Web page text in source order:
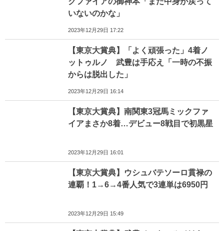
いないのかな」
2023年12月29日 17:22
【東京大賞典】「よく頑張った」4着ノ
ットゥルノ 武豊は手応え「一時の不振
からは脱出した」
2023年12月29日 16:14
【東京大賞典】南関東3冠馬ミックファ
イアまさか8着…デビュー8戦目で初黒星
2023年12月29日 16:01
【東京大賞典】ウシュバテソーロ貫禄の
連覇！1→6→4番人気で3連単は6950円
2023年12月29日 15:49